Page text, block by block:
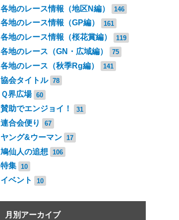
各地のレース情報（地区N編） 146
各地のレース情報（GP編） 161
各地のレース情報（桜花賞編） 119
各地のレース（GN・広域編） 75
各地のレース（秋季Rg編） 141
協会タイトル 78
Ｑ界広場 60
賛助でエンジョイ！ 31
連合会便り 67
ヤング&ウーマン 17
鳩仙人の追想 106
特集 10
イベント 10
月別アーカイブ